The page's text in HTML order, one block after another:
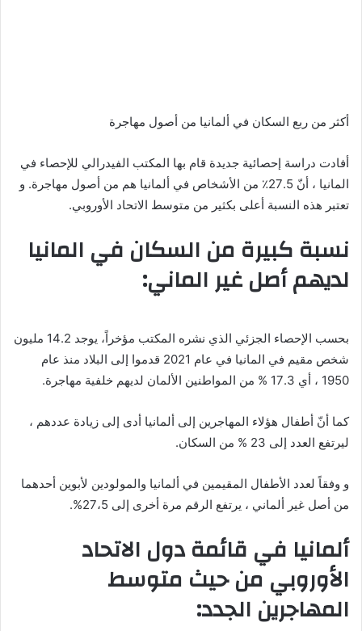
أكثر من ربع السكان في ألمانيا من أصول مهاجرة
أفادت دراسة إحصائية جديدة قام بها المكتب الفيدرالي للإحصاء في
المانيا ، أنّ 27.5٪ من الأشخاص في ألمانيا هم من أصول مهاجرة. و
تعتبر هذه النسبة أعلى بكثير من متوسط الاتحاد الأوروبي.
نسبة كبيرة من السكان في المانيا
لديهم أصل غير الماني:
بحسب الإحصاء الجزئي الذي نشره المكتب مؤخراً، يوجد 14.2 مليون
شخص مقيم في المانيا في عام 2021 قدموا إلى البلاد منذ عام
1950 ، أي 17.3 % من المواطنين الألمان لديهم خلفية مهاجرة.
كما أنّ أطفال هؤلاء المهاجرين إلى ألمانيا أدى إلى زيادة عددهم ،
ليرتفع العدد إلى 23 % من السكان.
و وفقاً لعدد الأطفال المقيمين في ألمانيا والمولودين لأبوين أحدهما
من أصل غير ألماني ، يرتفع الرقم مرة أخرى إلى 27،5%.
ألمانيا في قائمة دول الاتحاد
الأوروبي من حيث متوسط
المهاجرين الجدد: